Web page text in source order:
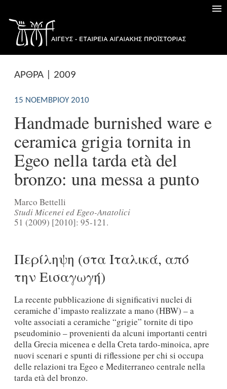
ΑΡΘΡΑ | 2009
15 ΝΟΕΜΒΡΊΟΥ 2010
Handmade burnished ware e
ceramica grigia tornita in
Egeo nella tarda età del
bronzo: una messa a punto
Marco Bettelli
Studi Micenei ed Egeo-Anatolici
51 (2009) [2010]: 95-121.
Περίληψη (στα Ιταλικά, από
την Εισαγωγή)
La recente pubblicazione di significativi nuclei di
ceramiche d’impasto realizzate a mano (HBW) – a
volte associati a ceramiche “grigie” tornite di tipo
pseudominio – provenienti da alcuni importanti centri
della Grecia micenea e della Creta tardo-minoica, apre
nuovi scenari e spunti di riflessione per chi si occupa
delle relazioni tra Egeo e Mediterraneo centrale nella
tarda età del bronzo.